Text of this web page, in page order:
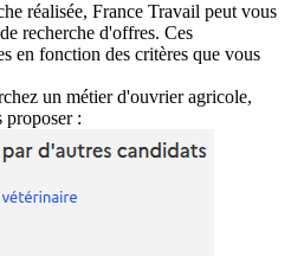
réalisée, France Travail peut vous
recherche d'offres. Ces
en fonction des critères que vous
un métier d'ouvrier agricole,
proposer :